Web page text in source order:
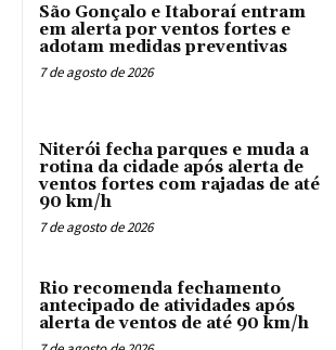
São Gonçalo e Itaboraí entram
em alerta por ventos fortes e
adotam medidas preventivas
7 de agosto de 2026
Niterói fecha parques e muda a
rotina da cidade após alerta de
ventos fortes com rajadas de até
90 km/h
7 de agosto de 2026
Rio recomenda fechamento
antecipado de atividades após
alerta de ventos de até 90 km/h